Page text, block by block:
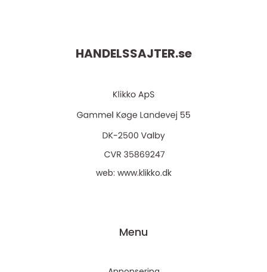
HANDELSSAJTER.se
web: www.klikko.dk
Menu